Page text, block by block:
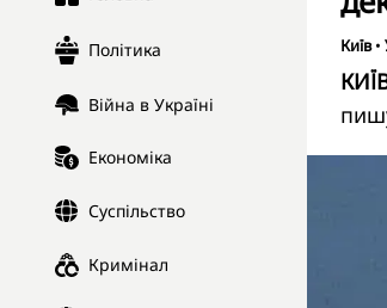
Політика
Війна в Україні
Економіка
Суспільство
Кримінал
Київ•